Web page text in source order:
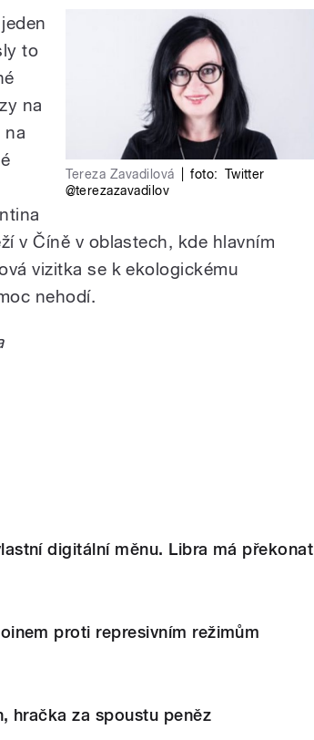
Tereza Zavadilová foto: Twitter
@terezazavadilov
to
na
na
v Číně v oblastech, kde hlavním
vizitka se k ekologickému
nehodí.
digitální měnu. Libra má překonat
proti represivním režimům
hračka za spoustu peněz